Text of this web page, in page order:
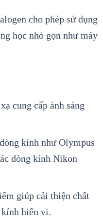
cho phép sử dụng
học nhỏ gọn như máy
cung cấp ánh sáng
kính như Olympus
dòng kính Nikon
giúp cải thiện chất
hiển vi.